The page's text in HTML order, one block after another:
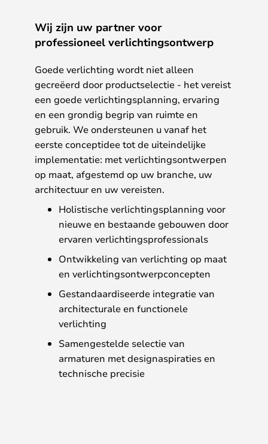
Wij zijn uw partner voor
professioneel verlichtingsontwerp
Goede verlichting wordt niet alleen
gecreëerd door productselectie - het vereist
een goede verlichtingsplanning, ervaring
en een grondig begrip van ruimte en
gebruik. We ondersteunen u vanaf het
eerste conceptidee tot de uiteindelijke
implementatie: met verlichtingsontwerpen
op maat, afgestemd op uw branche, uw
architectuur en uw vereisten.
Holistische verlichtingsplanning voor
nieuwe en bestaande gebouwen door
ervaren verlichtingsprofessionals
Ontwikkeling van verlichting op maat
en verlichtingsontwerpconcepten
Gestandaardiseerde integratie van
architecturale en functionele
verlichting
Samengestelde selectie van
armaturen met designaspiraties en
technische precisie